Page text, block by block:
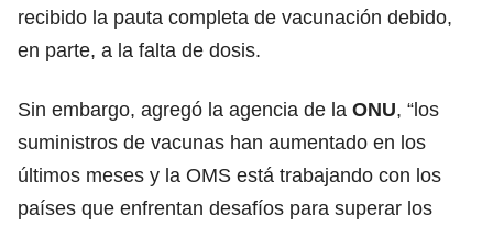
recibido la pauta completa de vacunación debido,
en parte, a la falta de dosis.
Sin embargo, agregó la agencia de la ONU, “los
suministros de vacunas han aumentado en los
últimos meses y la OMS está trabajando con los
países que enfrentan desafíos para superar los